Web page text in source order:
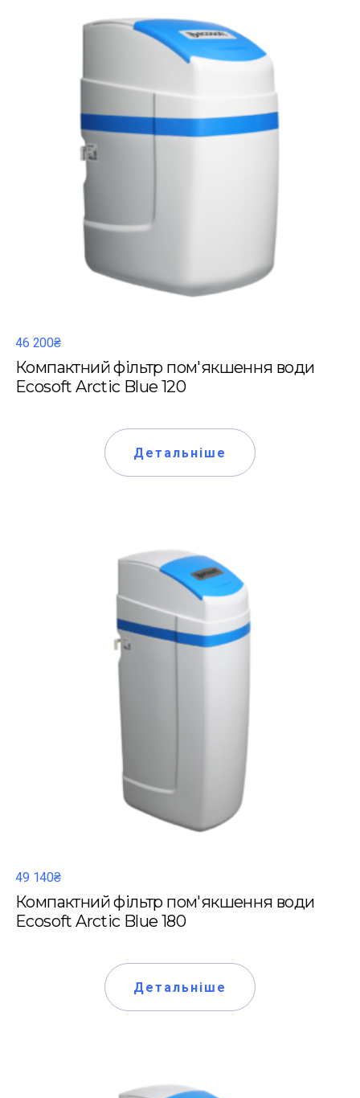
46 200₴
Компактний фільтр пом'якшення води
Ecosoft Arctic Blue 120
Детальніше
49 140₴
Компактний фільтр пом'якшення води
Ecosoft Arctic Blue 180
Детальніше